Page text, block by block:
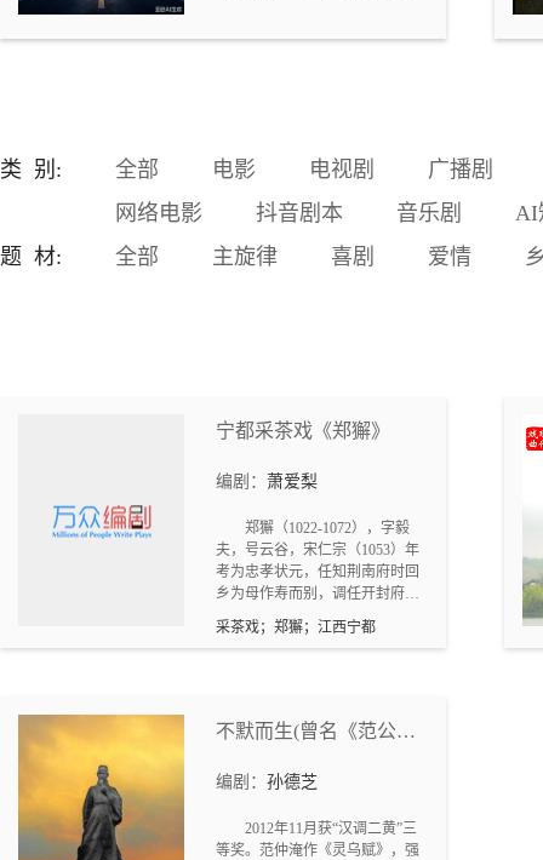
子、卯、午、酉四个正时
杀戮，而是按照一套严密的
卦理布下的祭祀之局。
速度的膨胀，有人按捺不住
内工作者。 广有前途的省机
关才子陈名星，离开舒适的
岗位，汇入浩大的经商团
体。不几年的时间，他的财
富成了那个时代的天文数
始干一些下地狱的勾当。 龙
安部的命案。以侦探刑警队
长刘青发、副局长方学为代
表公安人员，不惧威胁、与
各方利益集团干扰威压，对
潜藏的毒枭进行了抽丝剥茧
的打击。
类 别: 全部 电影 电视剧
广播剧
网络电影
抖音剧本 音乐剧
AI
题 材:
全部 主旋律 喜剧 爱情
宁都采茶戏《郑獬》
编剧： 萧爱梨
郑獬（1022-1072），字毅
夫，号云谷，宋仁宗（1053）年
考为忠孝状元，任知荆南府时回
乡为母作寿而别，调任开封府，
碰战乱而引先民南迁虔化，又以
诗会友体恤民生疾苦，平民喻兴
郑獬拒绝，不久调任青州审“青苗
案”。郑夫人回娘家遭里长公子调
诲审，郑獬避。真相大白后，夫
采茶戏；郑獬；江西宁都
不默而生(曾名《范公
编剧： 孙德芝
2012年11月获“汉调二黄”三
等奖。范仲淹作《灵乌赋》，强